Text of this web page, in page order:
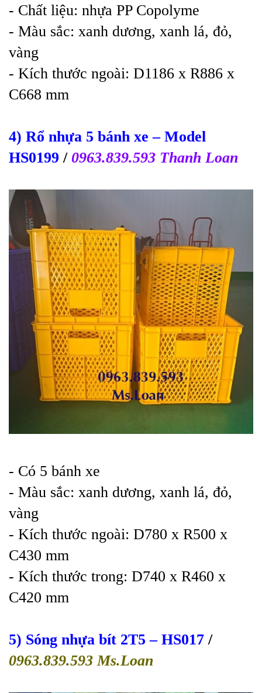
- Chất liệu: nhựa PP Copolyme
- Màu sắc: xanh dương, xanh lá, đỏ,
vàng
- Kích thước ngoài: D1186 x R886 x
C668 mm
4) Rổ nhựa 5 bánh xe – Model
HS0199 / 0963.839.593 Thanh Loan
- Có 5 bánh xe
- Màu sắc: xanh dương, xanh lá, đỏ,
vàng
- Kích thước ngoài: D780 x R500 x
C430 mm
- Kích thước trong: D740 x R460 x
C420 mm
5) Sóng nhựa bít 2T5 – HS017 /
0963.839.593 Ms.Loan